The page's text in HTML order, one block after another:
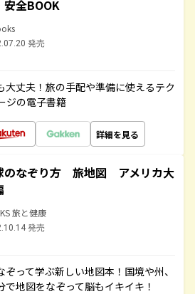
安全BOOK
発売
大丈夫！旅の手配や準備に使えるテク
ジの電子書籍
詳細を見る
のなぞり方 旅地図 アメリカ大
旅と健康
発売
って学ぶ新しい地図本！国境や州、
地図をなぞって脳もイキイキ！